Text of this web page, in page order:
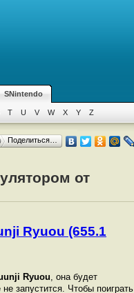
SNintendo
T U V W X Y Z
Поделиться…
от
Ryuou (655.1
Ryuou, она будет
запустится. Чтобы поиграть